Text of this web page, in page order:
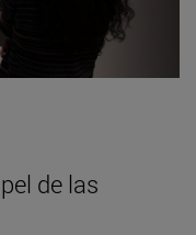
de las